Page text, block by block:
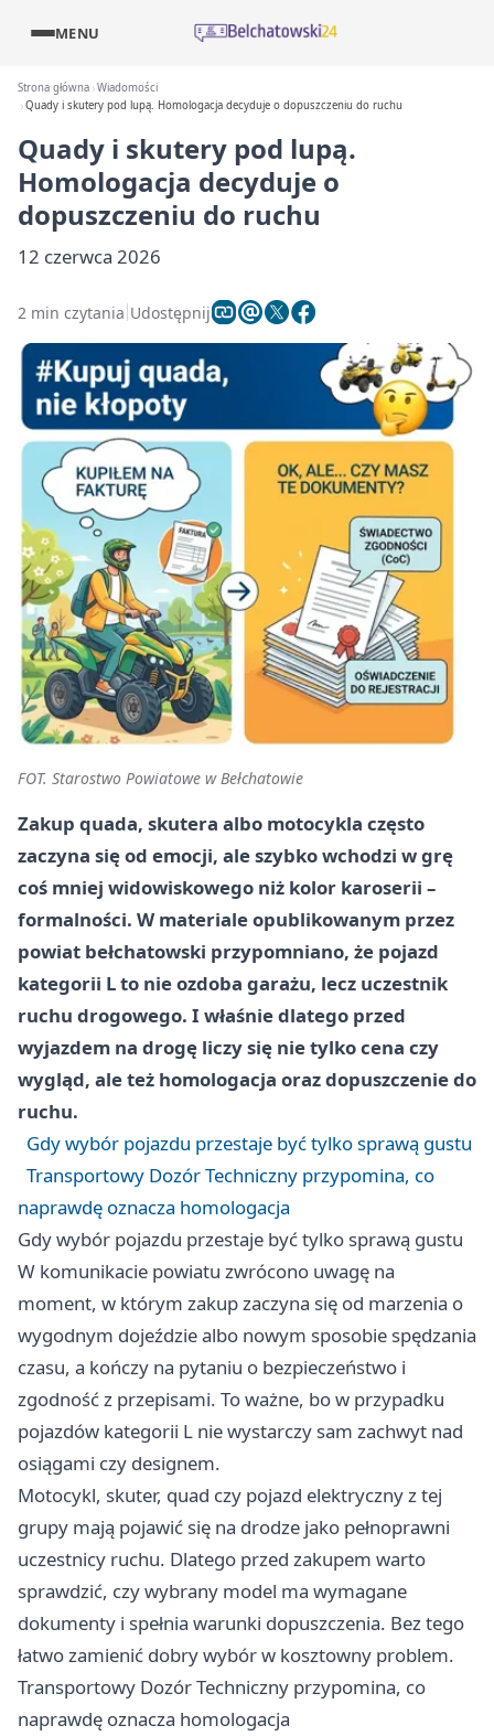
MENU
Strona główna Wiadomości
Quady i skutery pod lupą. Homologacja decyduje o dopuszczeniu do ruchu
Quady i skutery pod lupą.
Homologacja decyduje o
dopuszczeniu do ruchu
12 czerwca 2026
2 min czytania Udostępnij
FOT. Starostwo Powiatowe w Bełchatowie
Zakup quada, skutera albo motocykla często
zaczyna się od emocji, ale szybko wchodzi w grę
coś mniej widowiskowego niż kolor karoserii –
formalności. W materiale opublikowanym przez
powiat bełchatowski przypomniano, że pojazd
kategorii L to nie ozdoba garażu, lecz uczestnik
ruchu drogowego. I właśnie dlatego przed
wyjazdem na drogę liczy się nie tylko cena czy
wygląd, ale też homologacja oraz dopuszczenie do
ruchu.
Gdy wybór pojazdu przestaje być tylko sprawą gustu
Transportowy Dozór Techniczny przypomina, co
naprawdę oznacza homologacja
Gdy wybór pojazdu przestaje być tylko sprawą gustu
W komunikacie powiatu zwrócono uwagę na
moment, w którym zakup zaczyna się od marzenia o
wygodnym dojeździe albo nowym sposobie spędzania
czasu, a kończy na pytaniu o bezpieczeństwo i
zgodność z przepisami. To ważne, bo w przypadku
pojazdów kategorii L nie wystarczy sam zachwyt nad
osiągami czy designem.
Motocykl, skuter, quad czy pojazd elektryczny z tej
grupy mają pojawić się na drodze jako pełnoprawni
uczestnicy ruchu. Dlatego przed zakupem warto
sprawdzić, czy wybrany model ma wymagane
dokumenty i spełnia warunki dopuszczenia. Bez tego
łatwo zamienić dobry wybór w kosztowny problem.
Transportowy Dozór Techniczny przypomina, co
naprawdę oznacza homologacja